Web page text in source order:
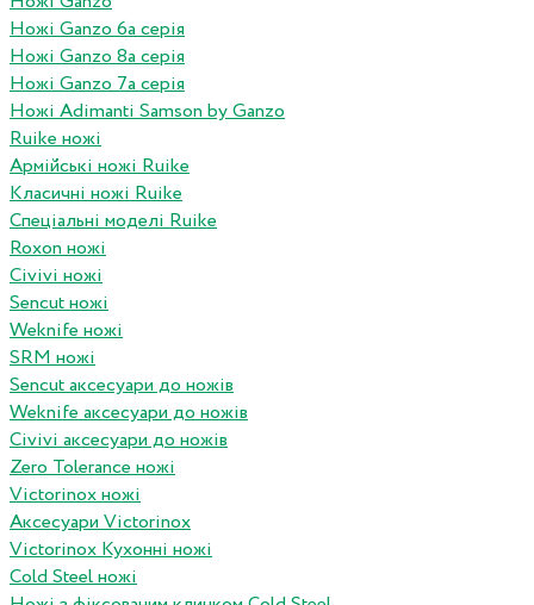
Ножі Ganzo 6а серія
Ножі Ganzo 8а серія
Ножі Ganzo 7а серія
Ножі Adimanti Samson by Ganzo
Ruike ножі
Армійські ножі Ruike
Класичні ножі Ruike
Спеціальні моделі Ruike
Roxon ножi
Civivi ножі
Sencut ножі
Weknife ножі
SRM ножі
Sencut аксесуари до ножів
Weknife аксесуари до ножів
Civivi аксесуари до ножів
Zero Tolerance ножі
Victorinox ножі
Аксесуари Victorinox
Victorinox Кухонні ножі
Cold Steel ножі